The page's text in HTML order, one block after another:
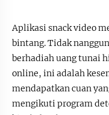
Aplikasi snack video
bintang. Tidak
berhadiah uang tunai
online, ini adalah
mendapatkan cuan
mengikuti program